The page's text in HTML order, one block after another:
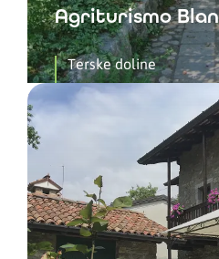
Agriturismo
Terske doline